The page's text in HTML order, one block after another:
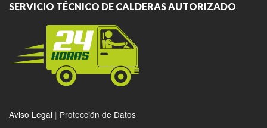
SERVICIO TÉCNICO DE CALDERAS AUTORIZADO
Aviso Legal | Protección de Datos